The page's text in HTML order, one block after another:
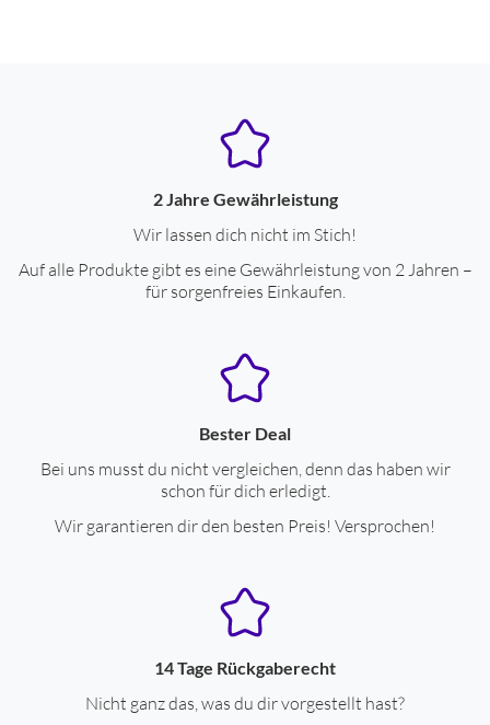
2 Jahre Gewährleistung
Wir lassen dich nicht im Stich!
Auf alle Produkte gibt es eine Gewährleistung von 2 Jahren –
für sorgenfreies Einkaufen.
Bester Deal
Bei uns musst du nicht vergleichen, denn das haben wir
schon für dich erledigt.
Wir garantieren dir den besten Preis! Versprochen!
14 Tage Rückgaberecht
Nicht ganz das, was du dir vorgestellt hast?